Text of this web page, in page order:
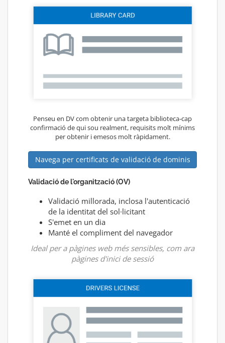
Penseu en DV com obtenir una targeta biblioteca-cap
confirmació de qui sou realment, requisits molt mínims
per obtenir i emesos molt ràpidament.
Navega per certificats de validació de dominis
Validació de l'organització (OV)
Validació millorada, inclosa l'autenticació
de la identitat del sol·licitant
S'emet en un dia
Manté el compliment del navegador
Ideal per a pàgines web més sensibles, com ara
pàgines d'inici de sessió